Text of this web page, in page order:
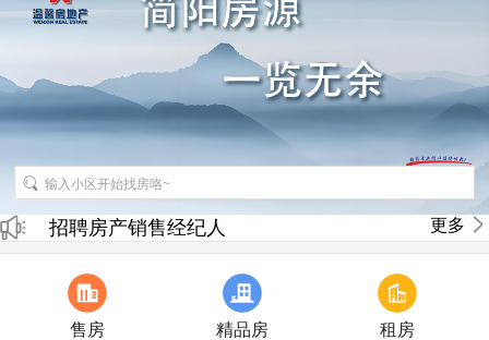
招聘房产销售经纪人
房产直播
更多
售房 精品房 租房